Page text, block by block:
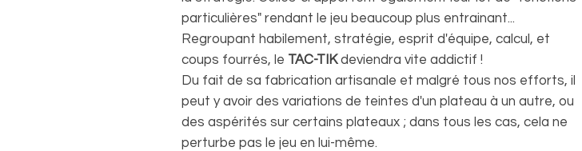
particulières" rendant le jeu beaucoup plus entrainant...
Regroupant habilement, stratégie, esprit d'équipe, calcul, et
coups fourrés, le TAC-TIKdeviendra vite addictif !
Du fait de sa fabrication artisanale et malgré tous nos efforts, il
peut y avoir des variations de teintes d'un plateau à un autre, ou
des aspérités sur certains plateaux ; dans tous les cas, cela ne
perturbe pas le jeu en lui-même.